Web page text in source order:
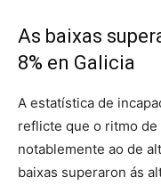
As baixas
8% en Galicia
A estatística de
reflicte que o ritmo
notablemente ao de
baixas superaron ás